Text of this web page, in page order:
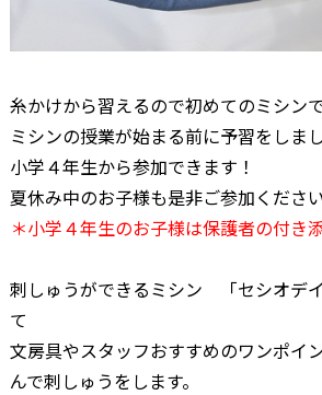
糸かけから習えるので初めてのミシン
ミシンの授業が始まる前に予習をしま
小学４年生から参加できます！
夏休み中のお子様も是非ご参加ください
＊小学４年生のお子様は保護者の付き
刺しゅうができるミシン 「セシオデ
て
文房具やスタッフおすすめのワンポイ
んで刺しゅうをします。